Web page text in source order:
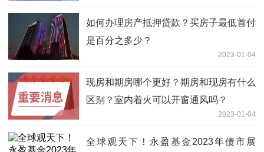
如何办理房产抵押贷款？买房子最低首付
是百分之多少？
2023-01-04
现房和期房哪个更好？期房和现房有什么
区别？室内着火可以开窗通风吗？
2023-01-04
全球观天下！永盈基金2023年债市展